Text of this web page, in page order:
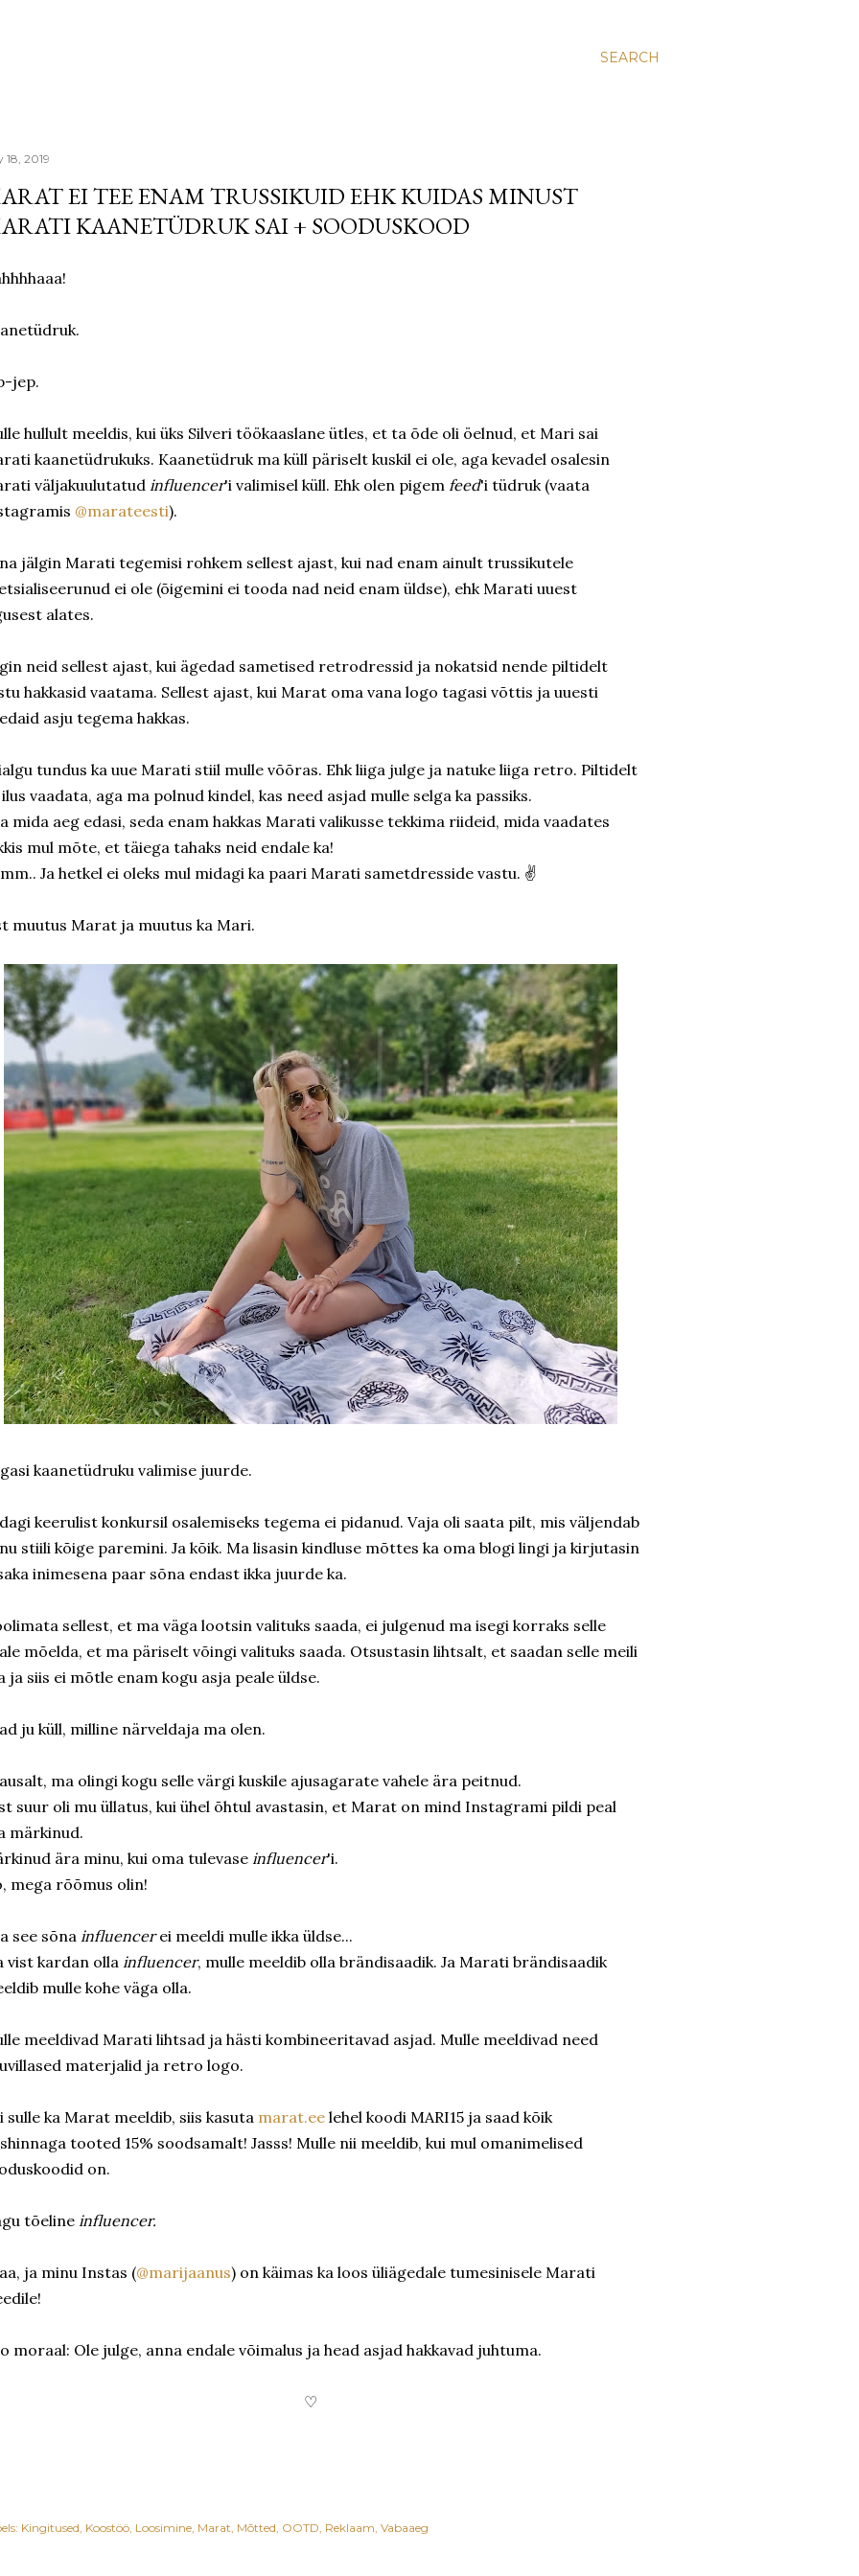
SEARCH
18, 2019
EI TEE ENAM TRUSSIKUID EHK KUIDAS MINUST
KAANETÜDRUK SAI + SOODUSKOOD
jep.
hullult meeldis, kui üks Silveri töökaaslane ütles, et ta õde oli öelnud, et Mari sai
kaanetüdrukuks. Kaanetüdruk ma küll päriselt kuskil ei ole, aga kevadel osalesin
väljakuulutatud influencer'i valimisel küll. Ehk olen pigem feed'i tüdruk (vaata
@marateesti).
jälgin Marati tegemisi rohkem sellest ajast, kui nad enam ainult trussikutele
ei ole (õigemini ei tooda nad neid enam üldse), ehk Marati uuest
alates.
neid sellest ajast, kui ägedad sametised retrodressid ja nokatsid nende piltidelt
hakkasid vaatama. Sellest ajast, kui Marat oma vana logo tagasi võttis ja uuesti
asju tegema hakkas.
tundus ka uue Marati stiil mulle võõras. Ehk liiga julge ja natuke liiga retro. Piltidelt
vaadata, aga ma polnud kindel, kas need asjad mulle selga ka passiks.
mida aeg edasi, seda enam hakkas Marati valikusse tekkima riideid, mida vaadates
mul mõte, et täiega tahaks neid endale ka!
Ja hetkel ei oleks mul midagi ka paari Marati sametdresside vastu. ✌
muutus Marat ja muutus ka Mari.
kaanetüdruku valimise juurde.
keerulist konkursil osalemiseks tegema ei pidanud. Vaja oli saata pilt, mis väljendab
stiili kõige paremini. Ja kõik. Ma lisasin kindluse mõttes ka oma blogi lingi ja kirjutasin
inimesena paar sõna endast ikka juurde ka.
sellest, et ma väga lootsin valituks saada, ei julgenud ma isegi korraks selle
mõelda, et ma päriselt võingi valituks saada. Otsustasin lihtsalt, et saadan selle meili
ja siis ei mõtle enam kogu asja peale üldse.
ju küll, milline närveldaja ma olen.
ma olingi kogu selle värgi kuskile ajusagarate vahele ära peitnud.
suur oli mu üllatus, kui ühel õhtul avastasin, et Marat on mind Instagrami pildi peal
märkinud.
ära minu, kui oma tulevase influencer'i.
mega rõõmus olin!
see sõna influencerei meeldi mulle ikka üldse...
vist kardan olla influencer, mulle meeldib olla brändisaadik. Ja Marati brändisaadik
mulle kohe väga olla.
meeldivad Marati lihtsad ja hästi kombineeritavad asjad. Mulle meeldivad need
materjalid ja retro logo.
sulle ka Marat meeldib, siis kasuta marat.ee lehel koodi MARI15 ja saad kõik
tooted 15% soodsamalt! Jasss! Mulle nii meeldib, kui mul omanimelised
on.
tõelineinfluencer.
ja minu Instas (@marijaanus) on käimas ka loos üliägedale tumesinisele Marati
moraal: Ole julge, anna endale võimalus ja head asjad hakkavad juhtuma.
♡
Kingitused Koostöö Loosimine Marat Mõtted OOTD Reklaam Vabaaeg